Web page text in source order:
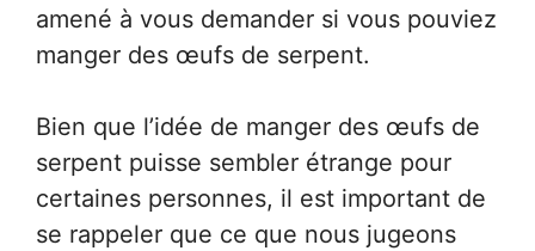
amené à vous demander si vous pouviez
manger des œufs de serpent.
Bien que l’idée de manger des œufs de
serpent puisse sembler étrange pour
certaines personnes, il est important de
se rappeler que ce que nous jugeons